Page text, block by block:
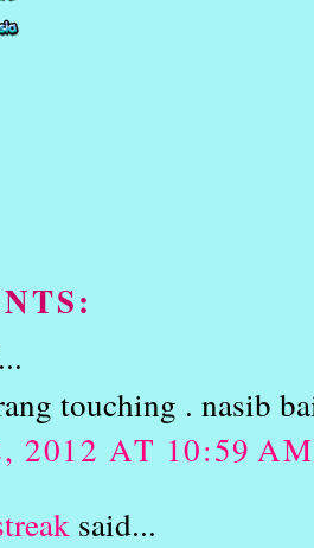
touching . nasib
2012 AT 10:59 AM
said...